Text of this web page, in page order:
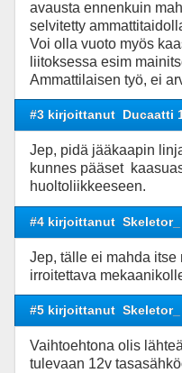
avausta ennenkuin
selvitetty
Voi olla vuoto myös
liitoksessa esim
Ammattilaisen työ, ei
#3 kirjoittanut Ducaatti
Jep, pidä jääkaapin
kunnes pääset
huoltoliikkeeseen.
#4 kirjoittanut
Jep, tälle ei mahda itse
irroitettava
#5 kirjoittanut
Vaihtoehtona olis
tulevaan 12v